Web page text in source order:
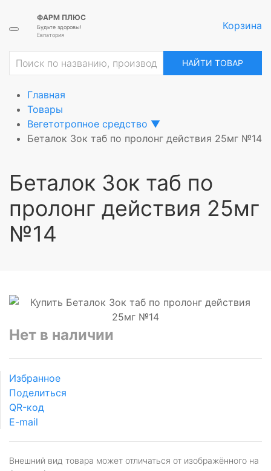
ФАРМ ПЛЮС
Будьте здоровы!
Евпатория
Корзина
НАЙТИ ТОВАР
Главная
Товары
Вегетотропное средство ▼
Беталок Зок таб по пролонг действия 25мг №14
Беталок Зок таб по
пролонг действия 25мг
№14
Нет в наличии
Избранное
Поделиться
QR-код
E-mail
Внешний вид товара может отличаться от изображённого на